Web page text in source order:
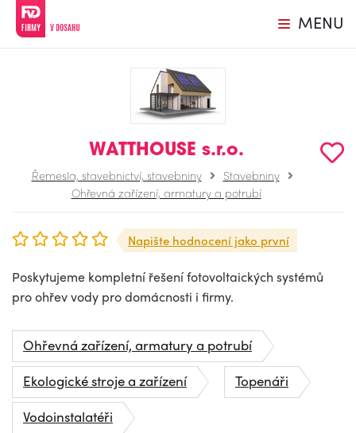
MENU
WATTHOUSE s.r.o.
Řemesla, stavebnictví, stavebniny
Stavebniny
Ohřevná zařízení, armatury a potrubí
Napište hodnocení jako první
Poskytujeme kompletní řešení fotovoltaických systémů
pro ohřev vody pro domácnosti i firmy.
Ohřevná zařízení, armatury a potrubí
Ekologické stroje a zařízení
Topenáři
Vodoinstalatéři